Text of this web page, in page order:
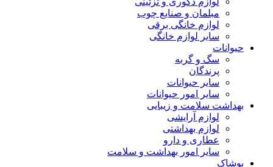
مبلمان و صنایع چوب
لوازم خانگی برقی
سایر لوازم خانگی
حیوانات
سگ و گربه
پرندگان
سایر حیوانات
سایر امور حیوانات
بهداشت سلامت و زیبایی
لوازم آرایشی
لوازم بهداشتی
عطاری و دارو
سایر امور بهداشت و سلامت
پوشاک